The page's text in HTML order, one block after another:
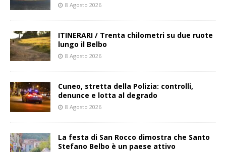
8 Agosto 2026
ITINERARI / Trenta chilometri su due ruote
lungo il Belbo
8 Agosto 2026
Cuneo, stretta della Polizia: controlli,
denunce e lotta al degrado
8 Agosto 2026
La festa di San Rocco dimostra che Santo
Stefano Belbo è un paese attivo